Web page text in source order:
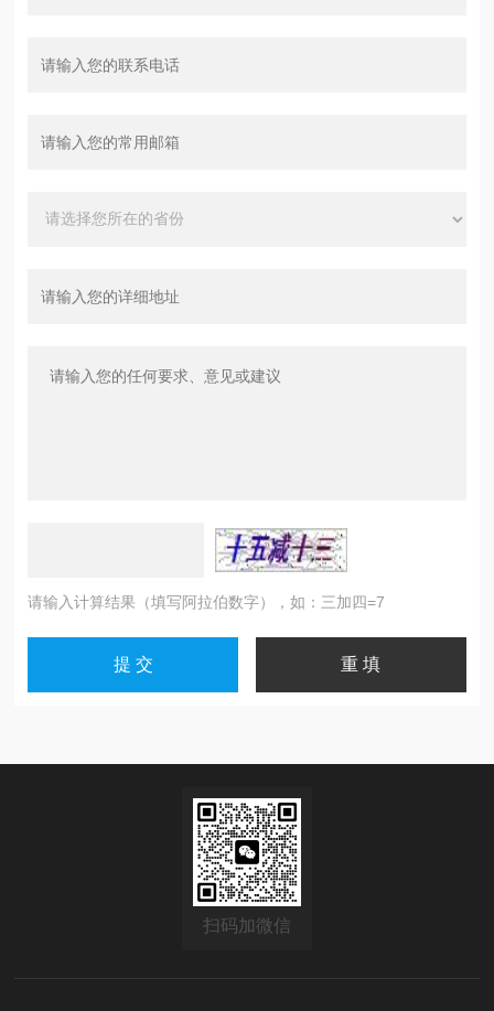
请输入计算结果（填写阿拉伯数字），如：三加四=7
扫码加微信